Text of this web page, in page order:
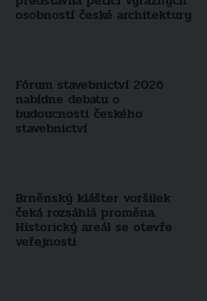
osobností české architektury
Fórum stavebnictví 2026
nabídne debatu o
budoucnosti českého
stavebnictví
Brněnský klášter voršilek
čeká rozsáhlá proměna.
Historický areál se otevře
veřejnosti